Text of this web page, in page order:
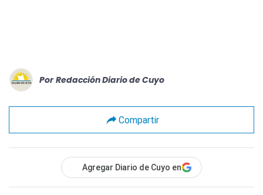
Por Redacción Diario de Cuyo
Compartir
Agregar Diario de Cuyo en